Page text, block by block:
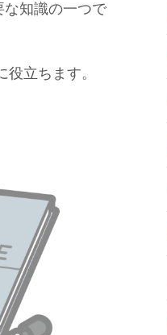
知識の一つで
立ちます。